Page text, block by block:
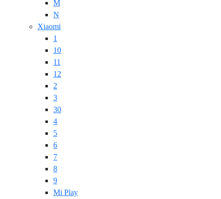
M
N
Xiaomi
1
10
11
12
2
3
30
4
5
6
7
8
9
Mi Play